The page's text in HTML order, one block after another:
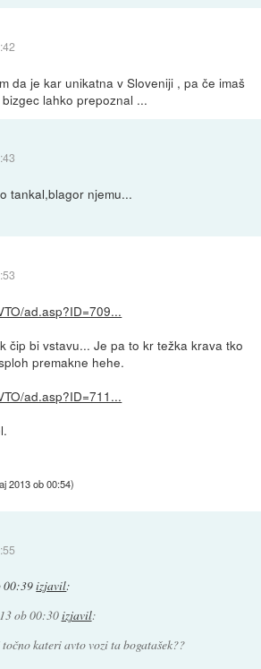
da je kar unikatna v Sloveniji , pa če imaš
lahko prepoznal ...
tankal,blagor njemu...
ad.asp?ID=709...
čip bi vstavu... Je pa to kr težka krava tko
premakne hehe.
ad.asp?ID=711...
2013 ob 00:54)
00:39izjavil:
ob 00:30izjavil:
kateri avto vozi ta bogatašek??